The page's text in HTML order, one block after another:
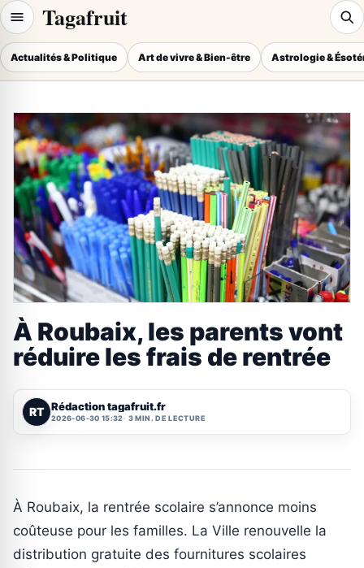
Tagafruit
Actualités & Politique Art de vivre & Bien-être Astrologie &
À Roubaix, les parents vont
réduire les frais de rentrée
RT Rédaction tagafruit.fr
2026-06-30 15:32 3 MIN. DE LECTURE
À Roubaix, la rentrée scolaire s’annonce moins
coûteuse pour les familles. La Ville renouvelle la
distribution gratuite des fournitures scolaires